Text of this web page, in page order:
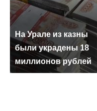
На Урале из казны
были украдены 18
миллионов рублей